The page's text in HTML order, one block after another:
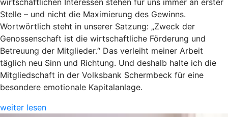
Stelle – und nicht die Maximierung des Gewinns.
Wortwörtlich steht in unserer Satzung: „Zweck der
Genossenschaft ist die wirtschaftliche Förderung und
Betreuung der Mitglieder.“ Das verleiht meiner Arbeit
täglich neu Sinn und Richtung. Und deshalb halte ich die
Mitgliedschaft in der Volksbank Schermbeck für eine
besondere emotionale Kapitalanlage.
weiter lesen